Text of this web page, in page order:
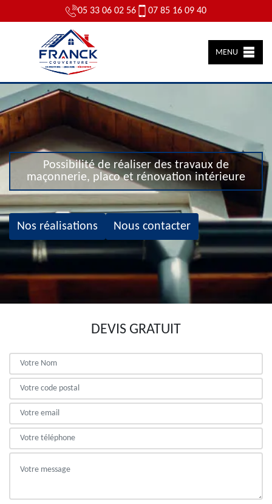
05 33 06 02 56 07 85 16 09 40
MENU
Possibilité de réaliser des travaux de
maçonnerie, placo et rénovation intérieure
Nos réalisations Nous contacter
DEVIS GRATUIT